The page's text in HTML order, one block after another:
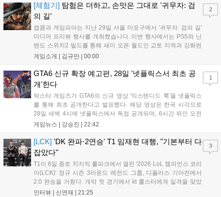
택에 따른 사무라이 액션을 구현하고자 했으며, 실제 검술 전문가
의 모션 캡처를 통해 리얼리티를 극대화했다. 세계관을 새롭게 재
구성한 이번 신작은 기존 시리즈와 설정은 다르지만, 특유의 통쾌
한 손맛과 다크 판타지 분위기를 충실히 담아내어 시리즈 팬과 신
규 이용자 모두에게 새로운 재미를 선사할 예정이다....
[체험기] 탐험은 더하고, 손맛은 그대로 '귀무자: 검
의 길'
캡콤과 게임피아는 지난 29일 서울 마포구에서 '귀무자: 검의 길'
미디어 프리뷰 행사를 개최했습니다. 이번 행사에서는 PS5와 닌
텐도 스위치2 빌드를 통해 세미 오픈 월드인 교토 지역과 강화된
액션 시스템을 공개했습니다. 주인공 미야모토 무사시가 오니를
가 특징입니다. 정식 출시를 앞두고 탄탄한 게임성을 선보여 기대
감을 높였습니다....
게임소개 | 김규만 00:00
2
GTA6 신규 확장 예고편, 28일 '넷플릭스서 최초 공
개'한다
락스타 게임즈가 GTA6의 신규 영상 '익스텐디드 룩'을 넷플릭스
를 통해 최초 공개한다고 발표했다. 해당 영상은 한국 시각으로
28일 새벽 4시에 넷플릭스에서 독점 공개되며, 6시간 뒤인 오전
10시부터 공식 유튜브와 홈페이지에서도 확인할 수 있다. 기존보
이례적인 협업이 향후 게임 마케팅 방식에 어떤 변화를 가져올지
전 세계 팬들의 이목이 쏠리고 있다....
게임뉴스 | 강승진 22:42
1
[LCK] 'DK 완파·2연승' T1 임재현 대행, "기본부터 다
잡았다"
T1이 6일 종로 치지직 롤파크에서 열린 '2026 LoL 챔피언스 코리
아(LCK)' 정규 시즌 3라운드 레전드 그룹, 디플러스 기아전에서
2:0 완승을 거뒀다. 개막 첫 경기에서 kt 롤스터에게 일격을 맞았
지만, 젠지 e스포츠의 홈 경기에서 원정 승리를 챙기며 분위기를
인터뷰 | 신연재 21:25
3